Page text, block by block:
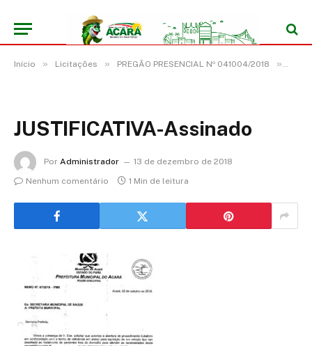
Início » Licitações » PREGÃO PRESENCIAL Nº 041004/2018 »
JUSTIFICATIVA-Assinado
Por Administrador
13 de dezembro de 2018
Nenhum comentário
1 Min de leitura